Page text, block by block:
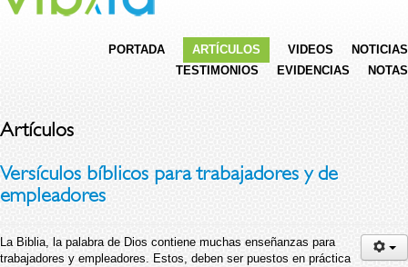
PORTADA ARTÍCULOS VIDEOS
NOTICIAS
TESTIMONIOS
EVIDENCIAS NOTAS
Artículos
Versículos bíblicos para trabajadores y de
empleadores
La Biblia, la palabra de Dios contiene muchas enseñanzas para
trabajadores y empleadores. Estos, deben ser puestos en práctica